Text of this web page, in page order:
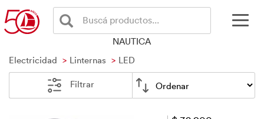
Buscá productos...
NAUTICA
Electricidad
Linternas LED
Filtrar